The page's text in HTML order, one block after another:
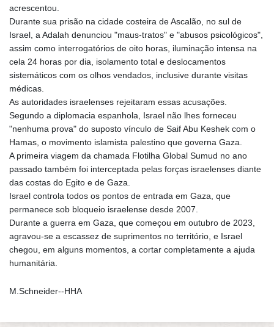
acrescentou.
Durante sua prisão na cidade costeira de Ascalão, no sul de
Israel, a Adalah denunciou "maus-tratos" e "abusos psicológicos",
assim como interrogatórios de oito horas, iluminação intensa na
cela 24 horas por dia, isolamento total e deslocamentos
sistemáticos com os olhos vendados, inclusive durante visitas
médicas.
As autoridades israelenses rejeitaram essas acusações.
Segundo a diplomacia espanhola, Israel não lhes forneceu
"nenhuma prova" do suposto vínculo de Saif Abu Keshek com o
Hamas, o movimento islamista palestino que governa Gaza.
A primeira viagem da chamada Flotilha Global Sumud no ano
passado também foi interceptada pelas forças israelenses diante
das costas do Egito e de Gaza.
Israel controla todos os pontos de entrada em Gaza, que
permanece sob bloqueio israelense desde 2007.
Durante a guerra em Gaza, que começou em outubro de 2023,
agravou-se a escassez de suprimentos no território, e Israel
chegou, em alguns momentos, a cortar completamente a ajuda
humanitária.
M.Schneider--HHA